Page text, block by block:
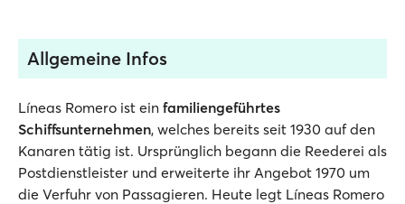
Allgemeine Infos
Líneas Romero ist ein familiengeführtes
Schiffsunternehmen, welches bereits seit 1930 auf den
Kanaren tätig ist. Ursprünglich begann die Reederei als
Postdienstleister und erweiterte ihr Angebot 1970 um
die Verfuhr von Passagieren. Heute legt Líneas Romero